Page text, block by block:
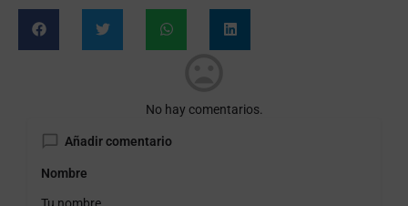
No hay comentarios.
Añadir comentario
Nombre